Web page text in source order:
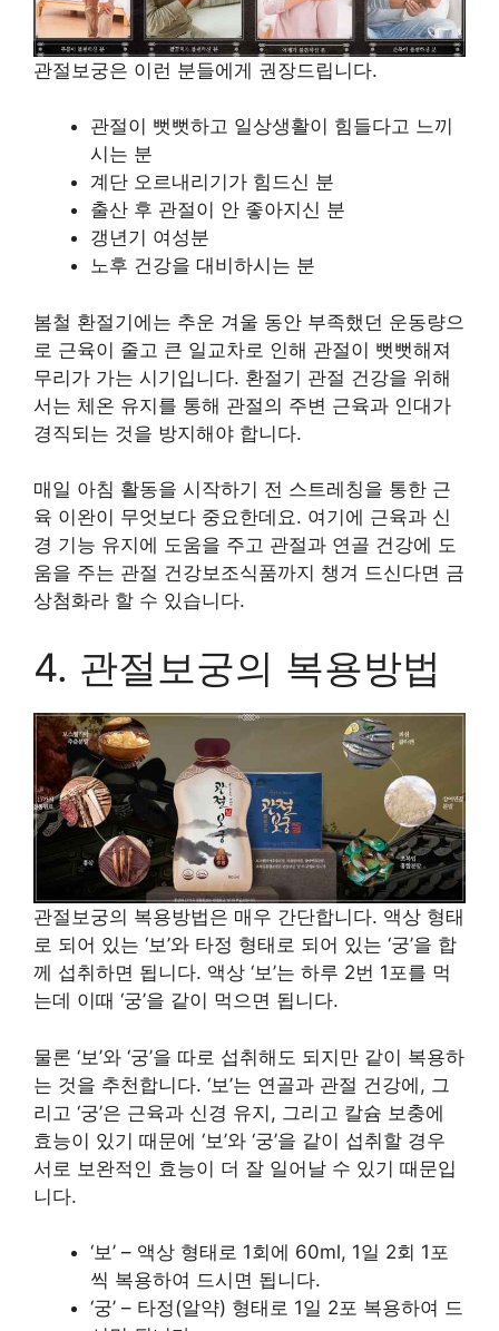
관절보궁은 이런 분들에게 권장드립니다.
관절이 뻣뻣하고 일상생활이 힘들다고 느끼
시는 분
계단 오르내리기가 힘드신 분
출산 후 관절이 안 좋아지신 분
갱년기 여성분
노후 건강을 대비하시는 분
봄철 환절기에는 추운 겨울 동안 부족했던 운동량으
로 근육이 줄고 큰 일교차로 인해 관절이 뻣뻣해져
무리가 가는 시기입니다. 환절기 관절 건강을 위해
서는 체온 유지를 통해 관절의 주변 근육과 인대가
경직되는 것을 방지해야 합니다.
매일 아침 활동을 시작하기 전 스트레칭을 통한 근
육 이완이 무엇보다 중요한데요. 여기에 근육과 신
경 기능 유지에 도움을 주고 관절과 연골 건강에 도
움을 주는 관절 건강보조식품까지 챙겨 드신다면 금
상첨화라 할 수 있습니다.
4. 관절보궁의 복용방법
관절보궁의 복용방법은 매우 간단합니다. 액상 형태
로 되어 있는 ‘보’와 타정 형태로 되어 있는 ‘궁’을 합
께 섭취하면 됩니다. 액상 ‘보’는 하루 2번 1포를 먹
는데 이때 ‘궁’을 같이 먹으면 됩니다.
물론 ‘보’와 ‘궁’을 따로 섭취해도 되지만 같이 복용하
는 것을 추천합니다. ‘보’는 연골과 관절 건강에, 그
리고 ‘궁’은 근육과 신경 유지, 그리고 칼슘 보충에
효능이 있기 때문에 ‘보’와 ‘궁’을 같이 섭취할 경우
서로 보완적인 효능이 더 잘 일어날 수 있기 때문입
니다.
‘보’ – 액상 형태로 1회에 60ml, 1일 2회 1포
씩 복용하여 드시면 됩니다.
‘궁’ – 타정(알약) 형태로 1일 2포 복용하여 드